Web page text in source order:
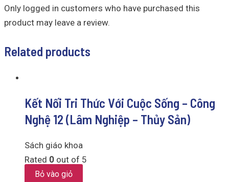
Only logged in customers who have purchased this
product may leave a review.
Related products
Kết Nối Tri Thức Với Cuộc Sống – Công
Nghệ 12 (Lâm Nghiệp – Thủy Sản)
Sách giáo khoa
Rated 0 out of 5
Bỏ vào giỏ